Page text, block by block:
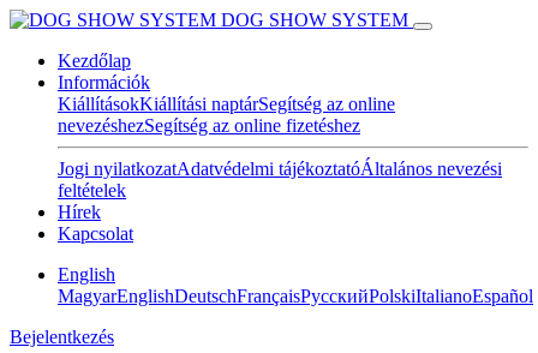
DOG SHOW SYSTEM
Kezdőlap
Információk
KiállításokKiállítási naptárSegítség az online
nevezéshezSegítség az online fizetéshez
Jogi nyilatkozatAdatvédelmi tájékoztatóÁltalános nevezési
feltételek
Hírek
Kapcsolat
English
MagyarEnglishDeutschFrançaisPусскийPolskiItalianoEspañol
Bejelentkezés